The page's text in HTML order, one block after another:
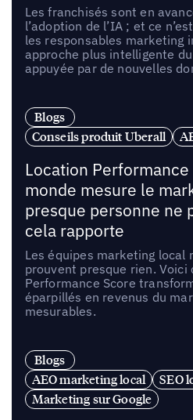
Les franchisés sont en
l’adoption de l’IA ; et ce
les responsables marketing
approche plus intelligente
appuyée par de nouvelles
Blogs
Conseils produit Uberall
Location
monde mesure le
presque personne ne
cela rapporte
Les équipes marketing
prouvent presque rien. Voici
Performance Score
éparpillés en revenus du
mesurables.
Blogs
AEO marketing local
SEO
Marketing sur Google